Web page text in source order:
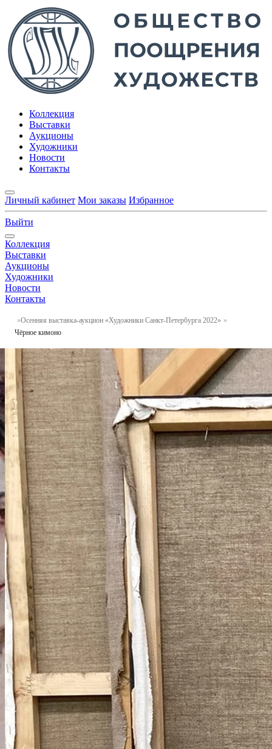
Коллекция
Выставки
Аукционы
Художники
Новости
Контакты
Личный кабинет Мои заказы Избранное
Выйти
Коллекция
Выставки
Аукционы
Художники
Новости
Контакты
Осенняя выставка-аукцион «Художники Санкт-Петербурга 2022»
Чёрное кимоно